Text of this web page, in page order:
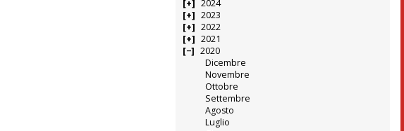
2024
2023
2022
2021
2020
Dicembre
Novembre
Ottobre
Settembre
Agosto
Luglio